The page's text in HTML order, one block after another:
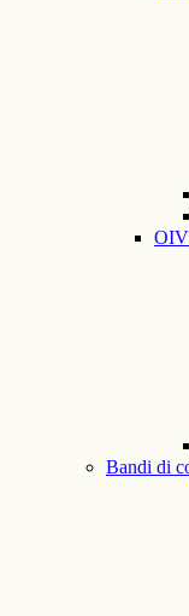
OIV
Bandi di